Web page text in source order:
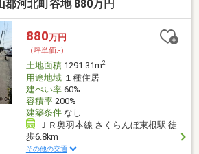
郡河北町谷地 880万円
880万円
（坪単価:-）
土地面積1291.31m2
用途地域１種住居
建ぺい率60%
容積率200%
建築条件なし
ＪＲ奥羽本線 さくらんぼ東根駅 徒
歩6.8km
その他の交通